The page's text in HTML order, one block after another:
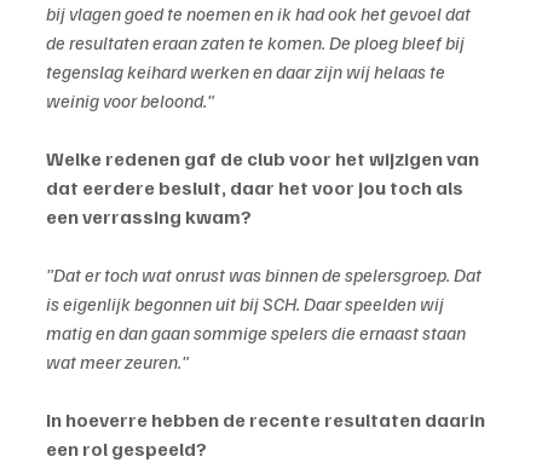
bij vlagen goed te noemen en ik had ook het gevoel dat
de resultaten eraan zaten te komen. De ploeg bleef bij
tegenslag keihard werken en daar zijn wij helaas te
weinig voor beloond."
Welke redenen gaf de club voor het wijzigen van
dat eerdere besluit, daar het voor jou toch als
een verrassing kwam?
"Dat er toch wat onrust was binnen de spelersgroep. Dat
is eigenlijk begonnen uit bij SCH. Daar speelden wij
matig en dan gaan sommige spelers die ernaast staan
wat meer zeuren."
In hoeverre hebben de recente resultaten daarin
een rol gespeeld?